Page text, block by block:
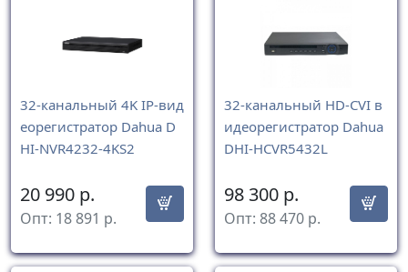
32-канальный 4K IP-вид
еорегистратор Dahua D
HI-NVR4232-4KS2
20 990 р.
Опт: 18 891 р.
32-канальный HD-CVI в
идеорегистратор Dahua
DHI-HCVR5432L
98 300 р.
Опт: 88 470 р.